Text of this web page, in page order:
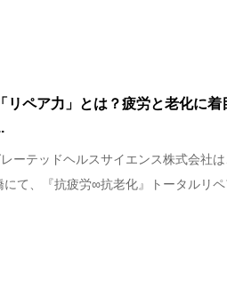
リペア力」とは？疲労と老化に着
ーテッドヘルスサイエンス株式会社
にて、『抗疲労∞抗老化』トータルリ